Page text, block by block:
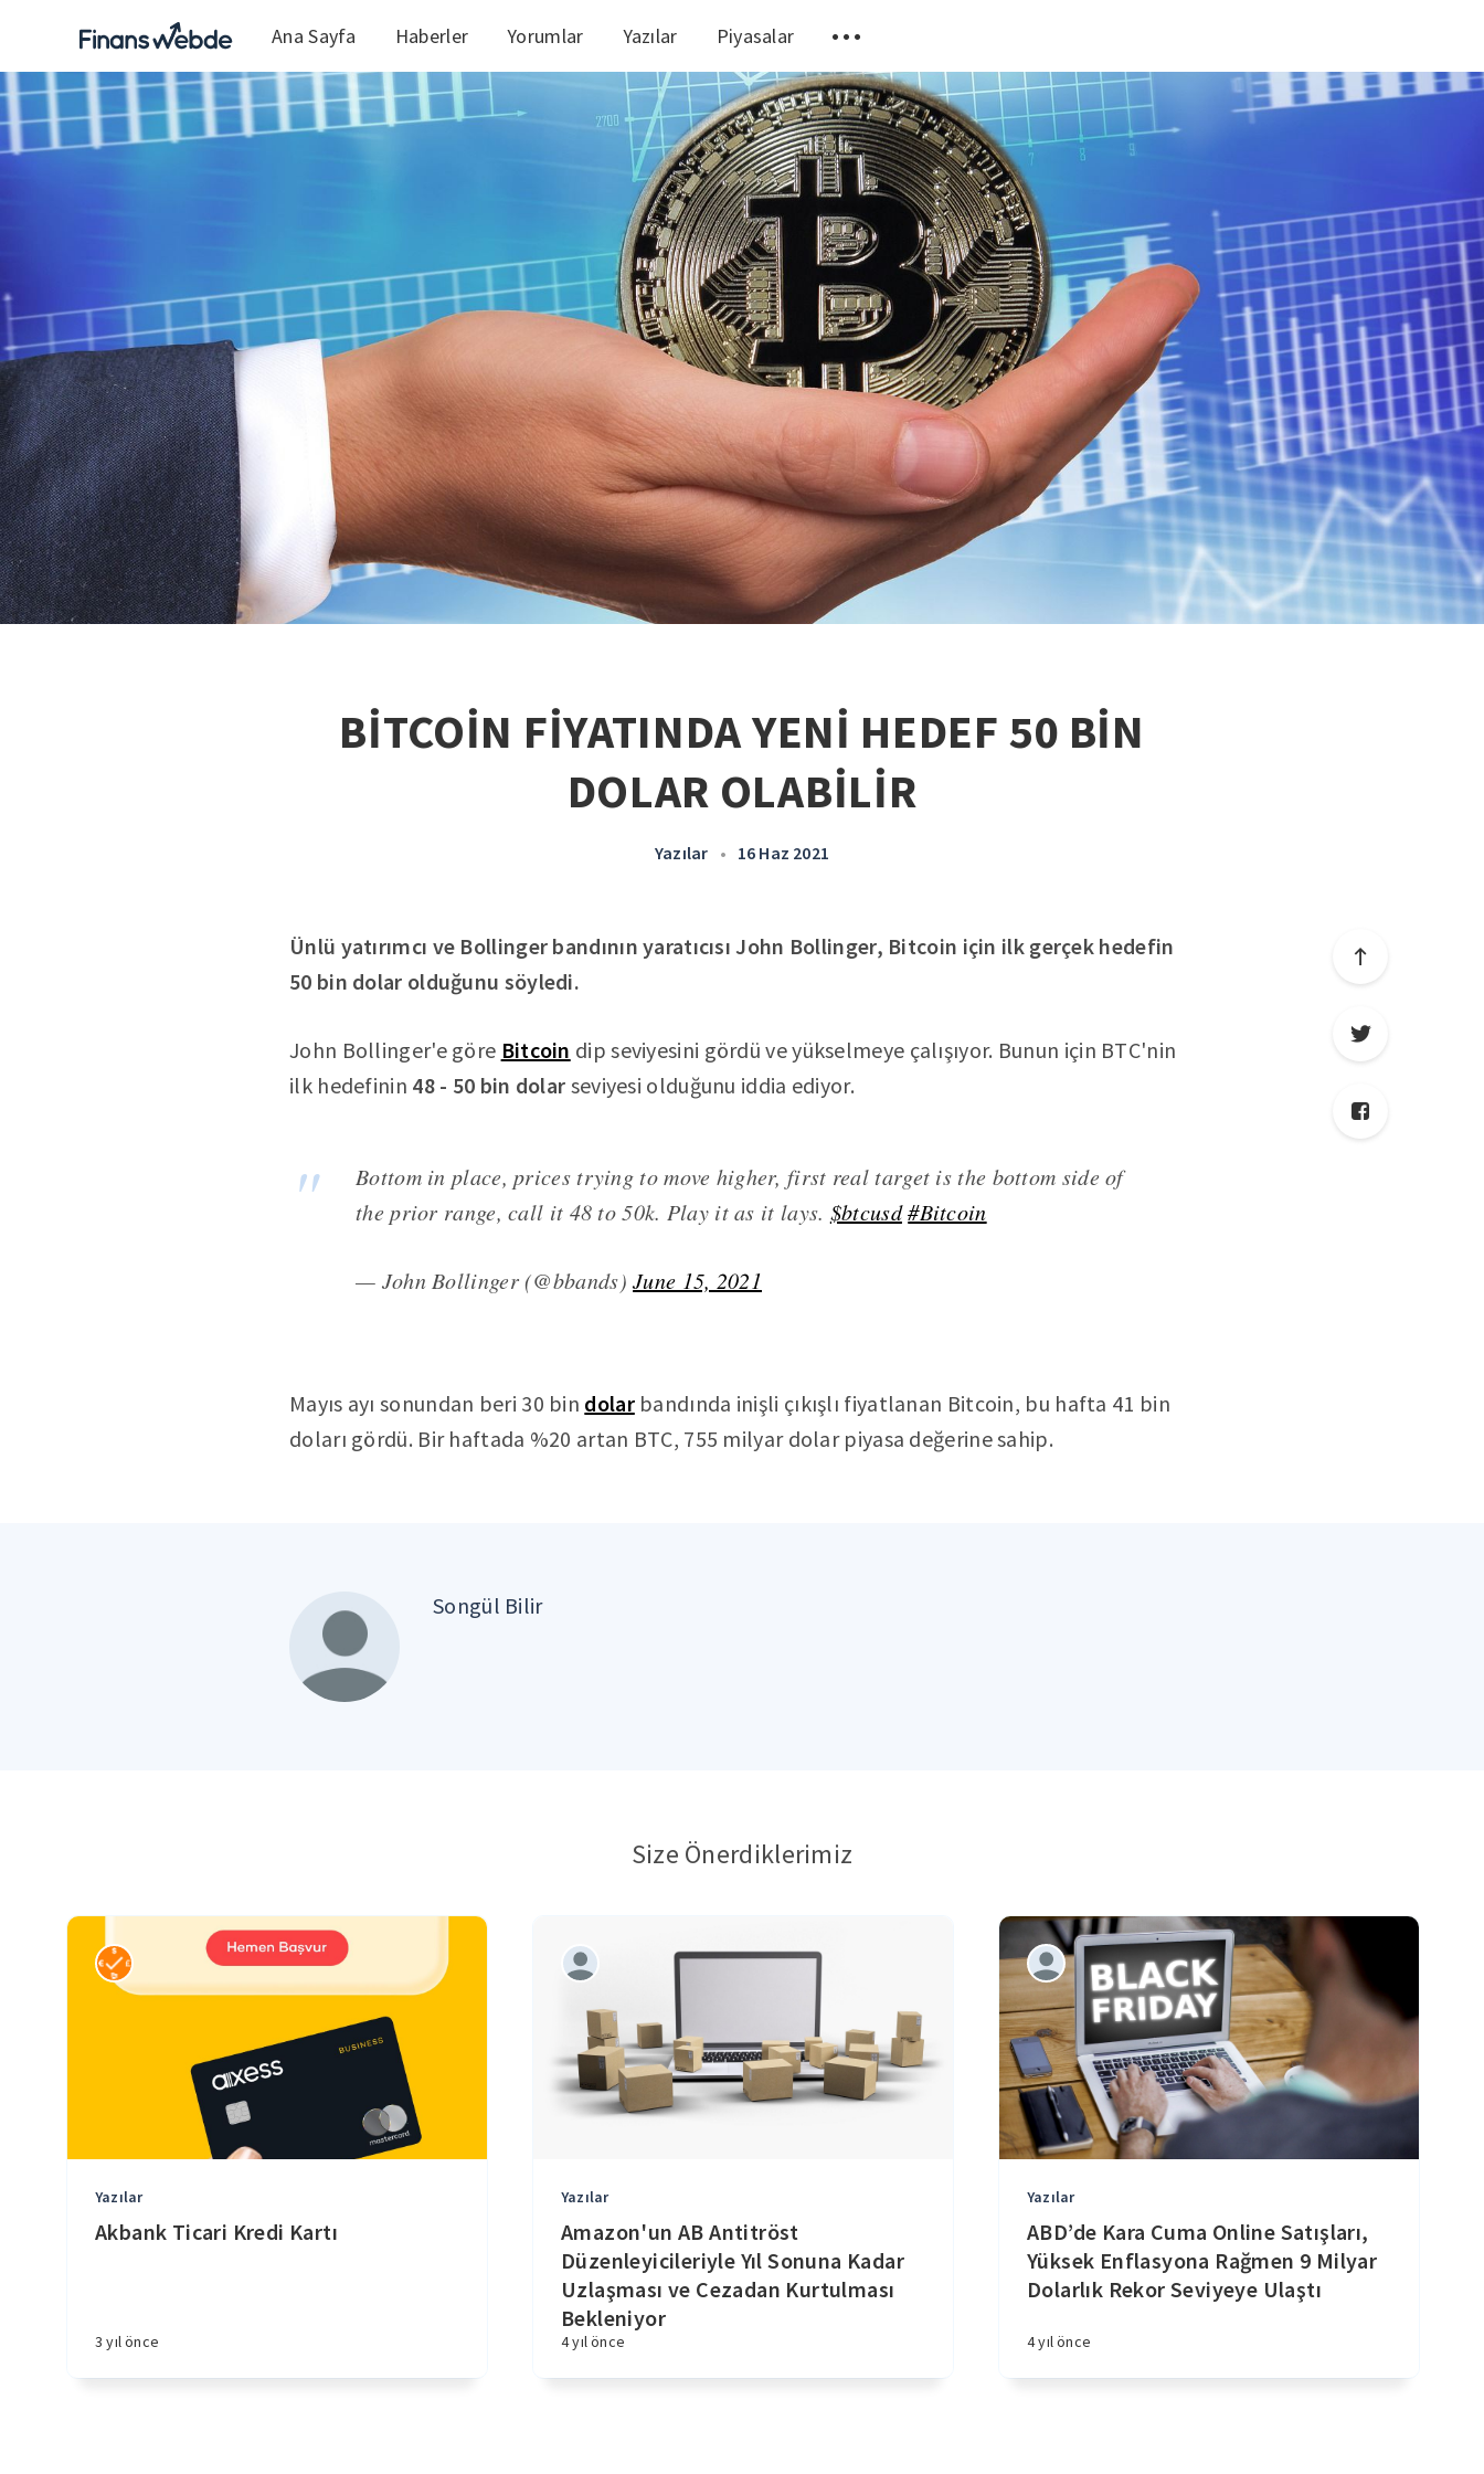
Ana Sayfa Haberler Yorumlar Yazılar Piyasalar
BİTCOİN FİYATINDA YENİ HEDEF 50 BİN
DOLAR OLABİLİR
Yazılar • 16 Haz 2021
Ünlü yatırımcı ve Bollinger bandının yaratıcısı John Bollinger, Bitcoin için ilk gerçek hedefin
50 bin dolar olduğunu söyledi.
John Bollinger'e göre Bitcoin dip seviyesini gördü ve yükselmeye çalışıyor. Bunun için BTC'nin
ilk hedefinin 48 - 50 bin dolar seviyesi olduğunu iddia ediyor.
Bottom in place, prices trying to move higher, first real target is the bottom side of
the prior range, call it 48 to 50k. Play it as it lays. $btcusd #Bitcoin
— John Bollinger (@bbands)June 15, 2021
Mayıs ayı sonundan beri 30 bin dolarbandında inişli çıkışlı fiyatlanan Bitcoin, bu hafta 41 bin
doları gördü. Bir haftada %20 artan BTC, 755 milyar dolar piyasa değerine sahip.
Songül Bilir
Size Önerdiklerimiz
Yazılar
Akbank Ticari Kredi Kartı
3 yıl önce
Yazılar
Amazon'un AB Antitröst
Düzenleyicileriyle Yıl Sonuna Kadar
Uzlaşması ve Cezadan Kurtulması
Bekleniyor
4 yıl önce
Yazılar
ABD’de Kara Cuma Online Satışları,
Yüksek Enflasyona Rağmen 9 Milyar
Dolarlık Rekor Seviyeye Ulaştı
4 yıl önce